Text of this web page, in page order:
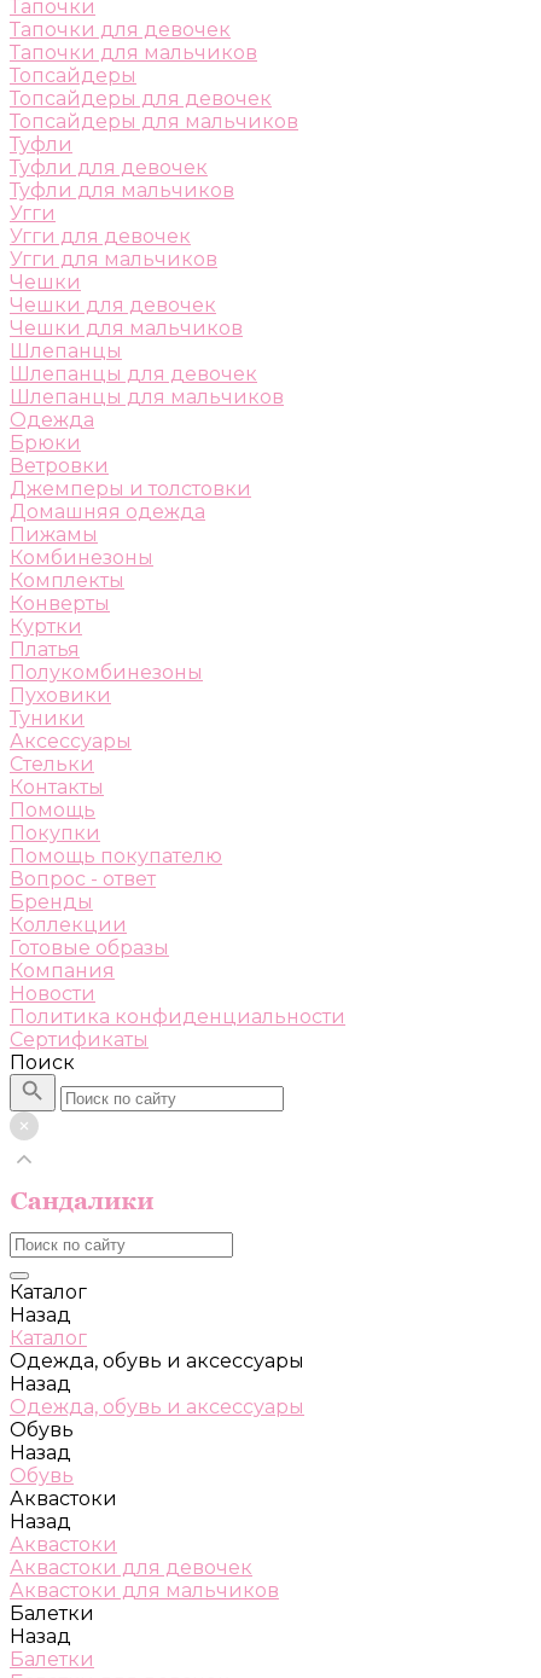
Тапочки
Тапочки для девочек
Тапочки для мальчиков
Топсайдеры
Топсайдеры для девочек
Топсайдеры для мальчиков
Туфли
Туфли для девочек
Туфли для мальчиков
Угги
Угги для девочек
Угги для мальчиков
Чешки
Чешки для девочек
Чешки для мальчиков
Шлепанцы
Шлепанцы для девочек
Шлепанцы для мальчиков
Одежда
Брюки
Ветровки
Джемперы и толстовки
Домашняя одежда
Пижамы
Комбинезоны
Комплекты
Конверты
Куртки
Платья
Полукомбинезоны
Пуховики
Туники
Аксессуары
Стельки
Контакты
Помощь
Покупки
Помощь покупателю
Вопрос - ответ
Бренды
Коллекции
Готовые образы
Компания
Новости
Политика конфиденциальности
Сертификаты
Поиск
Каталог
Назад
Каталог
Одежда, обувь и аксессуары
Назад
Одежда, обувь и аксессуары
Обувь
Назад
Обувь
Аквастоки
Назад
Аквастоки
Аквастоки для девочек
Аквастоки для мальчиков
Балетки
Назад
Балетки